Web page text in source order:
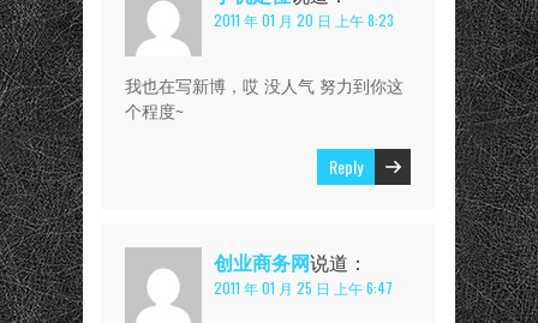
2011 年 01 月 20 日 上午 8:23
我也在写新博，哎 没人气 努力到你这
个程度~
Reply
创业商务网说道：
2011 年 01 月 25 日 上午 6:47